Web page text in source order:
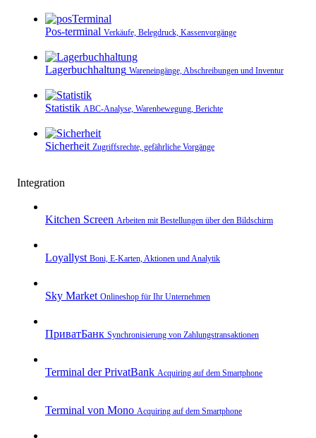
Pos-terminal Verkäufe, Belegdruck, Kassenvorgänge
Lagerbuchhaltung Wareneingänge, Abschreibungen und Inventur
Statistik ABC-Analyse, Warenbewegung, Berichte
Sicherheit Zugriffsrechte, gefährliche Vorgänge
Integration
Kitchen Screen Arbeiten mit Bestellungen über den Bildschirm
Loyallyst Boni, E‑Karten, Aktionen und Analytik
Sky Market Onlineshop für Ihr Unternehmen
ПриватБанк Synchronisierung von Zahlungstransaktionen
Terminal der PrivatBank Acquiring auf dem Smartphone
Terminal von Mono Acquiring auf dem Smartphone